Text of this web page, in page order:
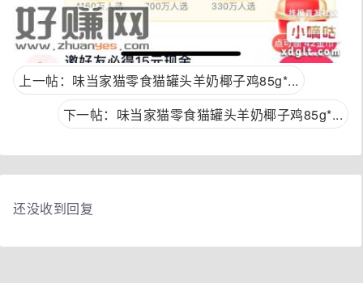
上一帖：味当家猫零食猫罐头羊奶椰子鸡85g*...
下一帖：味当家猫零食猫罐头羊奶椰子鸡85g*...
还没收到回复